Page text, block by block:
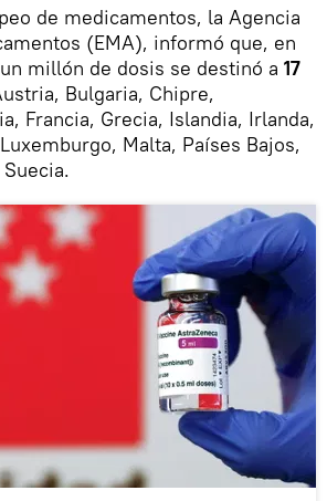
de medicamentos, la Agencia
(EMA), informó que, en
millón de dosis se destinó a 17
Bulgaria, Chipre,
Francia, Grecia, Islandia, Irlanda,
Malta, Países Bajos,